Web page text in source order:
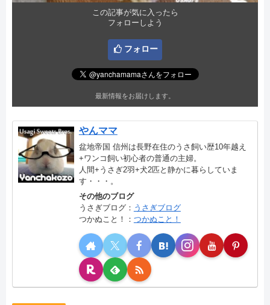
この記事が気に入ったら
フォローしよう
フォロー
最新情報をお届けします。
やんママ
盆地帝国 信州は長野在住のうさ飼い歴10年越え
+ワンコ飼い初心者の普通の主婦。
人間+うさぎ2羽+犬2匹と静かに暮らしていま
す・・・。
その他のブログ
うさぎブログ： うさぎブログ
つかぬこと！： つかぬこと！